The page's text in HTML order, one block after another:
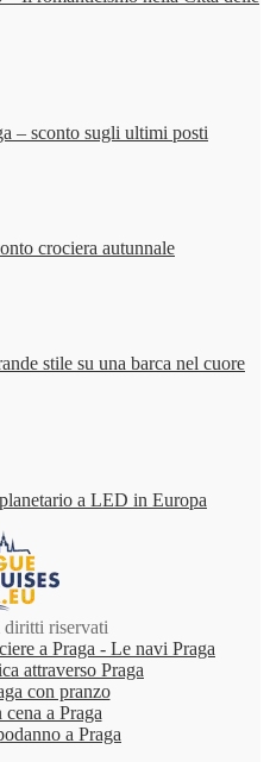
– sconto sugli ultimi posti
crociera autunnale
stile su una barca nel cuore
a LED in Europa
riservati
a Praga - Le navi Praga
attraverso Praga
con pranzo
a Praga
a Praga